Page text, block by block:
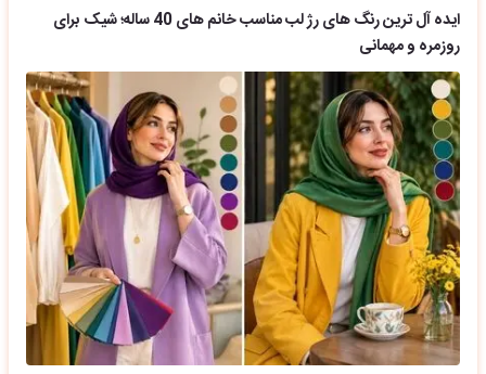
ایده آل ترین رنگ های رژ لب مناسب خانم های 40 ساله؛ شیک برای
روزمره و مهمانی